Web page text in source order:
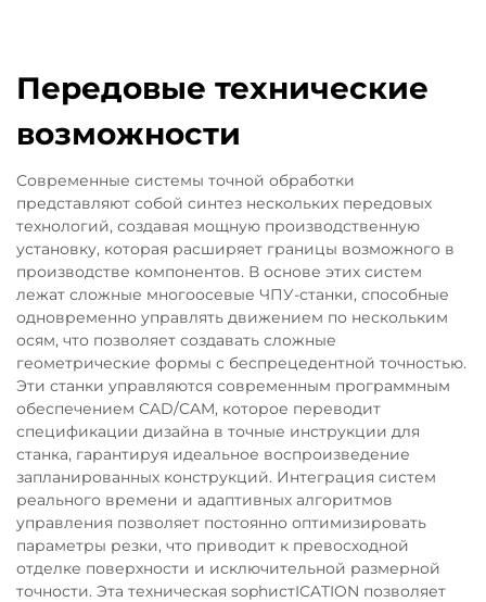
Передовые технические
возможности
Современные системы точной обработки
представляют собой синтез нескольких передовых
технологий, создавая мощную производственную
установку, которая расширяет границы возможного в
производстве компонентов. В основе этих систем
лежат сложные многоосевые ЧПУ-станки, способные
одновременно управлять движением по нескольким
осям, что позволяет создавать сложные
геометрические формы с беспрецедентной точностью.
Эти станки управляются современным программным
обеспечением CAD/CAM, которое переводит
спецификации дизайна в точные инструкции для
станка, гарантируя идеальное воспроизведение
запланированных конструкций. Интеграция систем
реального времени и адаптивных алгоритмов
управления позволяет постоянно оптимизировать
параметры резки, что приводит к превосходной
отделке поверхности и исключительной размерной
точности. Эта техническая sophистICATION позволяет